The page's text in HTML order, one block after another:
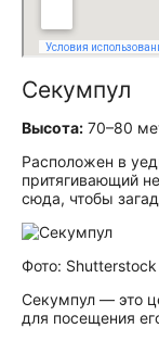
Секумпул
Высота: 70–80
Расположен в
притягивающий
сюда, чтобы
Фото: Shutterstock
Секумпул — это
для посещения